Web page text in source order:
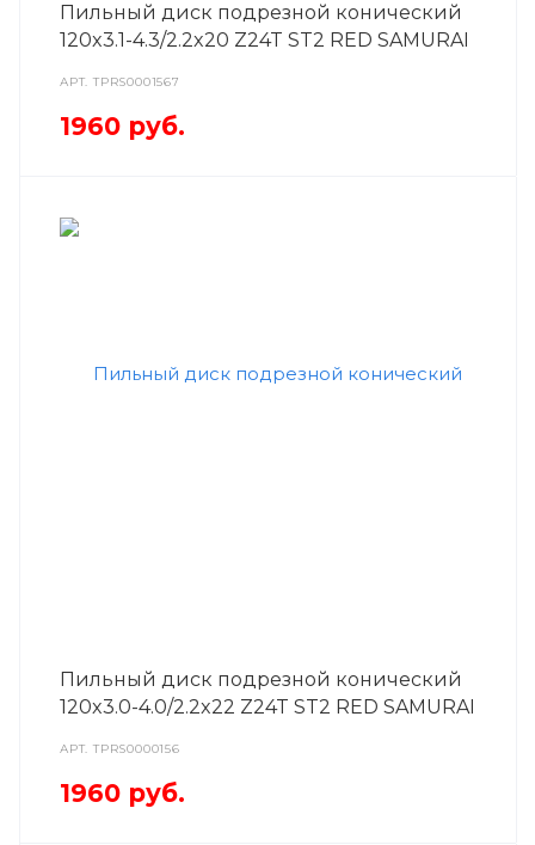
Пильный диск подрезной конический
120x3.1-4.3/2.2x20 Z24T ST2 RED SAMURAI
АРТ.TPRS0001567
1960 руб.
Пильный диск подрезной конический
120x3.0-4.0/2.2x22 Z24T ST2 RED SAMURAI
АРТ.TPRS0000156
1960 руб.